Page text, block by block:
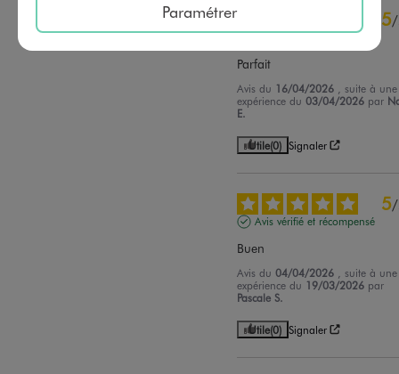
5/
Avis vérifié et récompensé
Parfait
Avis du 16/04/2026
, suite à une
expérience du03/04/2026 par
E.
Utile(0) Signaler
5/
Avis vérifié et récompensé
Buen
Avis du04/04/2026
, suite à une
expérience du 19/03/2026 par
Pascale S.
Utile(0) Signaler
Paramétrer